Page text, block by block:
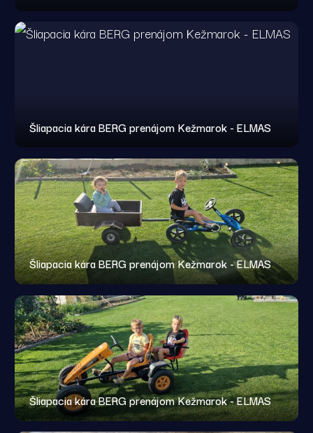
Šliapacia kára BERG prenájom Kežmarok - ELMAS
Šliapacia kára BERG prenájom Kežmarok - ELMAS
Šliapacia kára BERG prenájom Kežmarok - ELMAS